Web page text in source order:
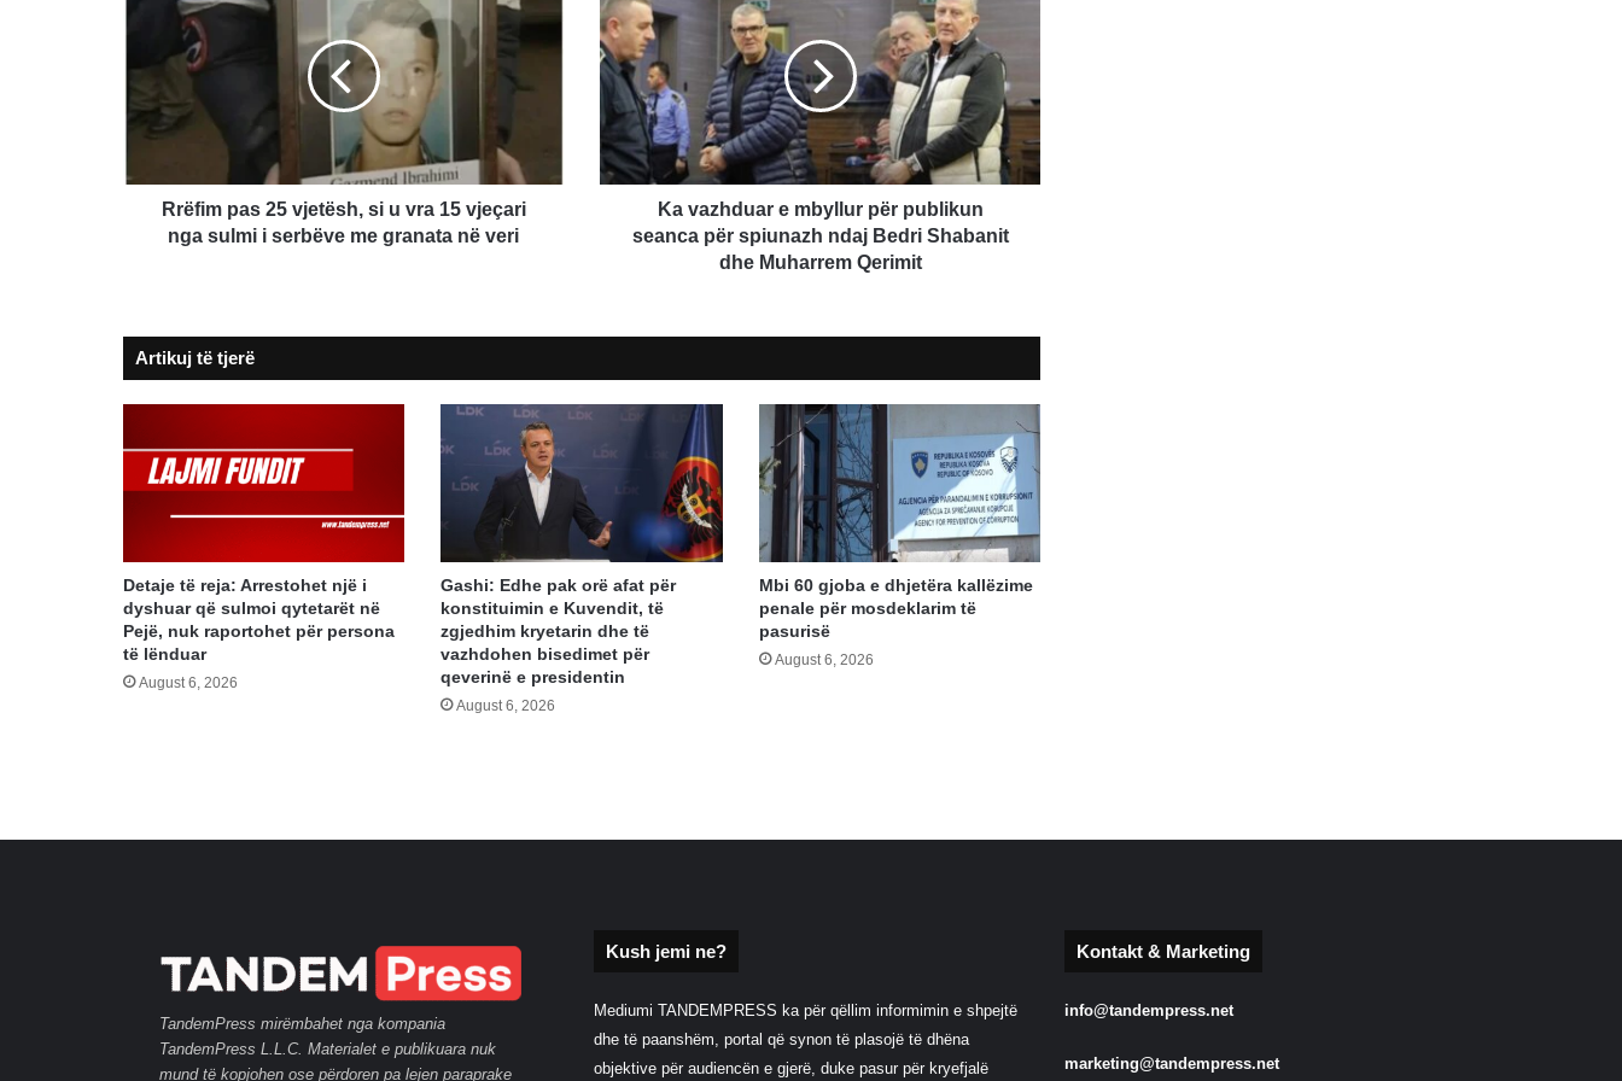
vjetësh,
vjeçari
granata
në
veri
Rrëfim pas 25 vjetësh, si u vra 15 vjeçari
nga sulmi i serbëve me granata në veri
vazhduar
e
mbyllur
për
publikun
seanca
për
spiunazh
Bedri
Qerimit
Ka vazhduar e mbyllur për publikun
seanca për spiunazh ndaj Bedri Shabanit
dhe Muharrem Qerimit
Artikuj të tjerë
Detaje të reja: Arrestohet një i
dyshuar që sulmoi qytetarët në
Pejë, nuk raportohet për persona
të lënduar
August 6, 2026
Gashi: Edhe pak orë afat për
konstituimin e Kuvendit, të
zgjedhim kryetarin dhe të
vazhdohen bisedimet për
qeverinë e presidentin
August 6, 2026
Mbi 60 gjoba e dhjetëra kallëzime
penale për mosdeklarim të
pasurisë
August 6, 2026
TandemPress mirëmbahet nga kompania
TandemPress L.L.C. Materialet e publikuara nuk
mund të kopjohen ose përdoren pa lejen paraprake
Kush jemi ne?
Mediumi TANDEMPRESS ka për qëllim informimin e shpejtë
dhe të paanshëm, portal që synon të plasojë të dhëna
objektive për audiencën e gjerë, duke pasur për kryefjalë
Kontakt & Marketing
info@tandempress.net
marketing@tandempress.net